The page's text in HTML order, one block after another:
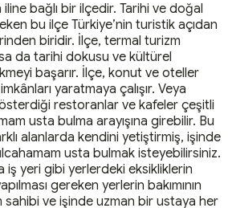
iline bağlı bir ilçedir. Tarihi ve doğal
bu ilçe Türkiye’nin turistik açıdan
biridir. İlçe, termal turizm
da tarihi dokusu ve kültürel
başarır. İlçe, konut ve oteller
yaratmaya çalışır. Veya
restoranlar ve kafeler çeşitli
usta bulma arayışına girebilir. Bu
alanlarda kendini yetiştirmiş, işinde
usta bulmak isteyebilirsiniz.
iş yeri gibi yerlerdeki eksikliklerin
gereken yerlerin bakımının
sahibi ve işinde uzman bir ustaya her